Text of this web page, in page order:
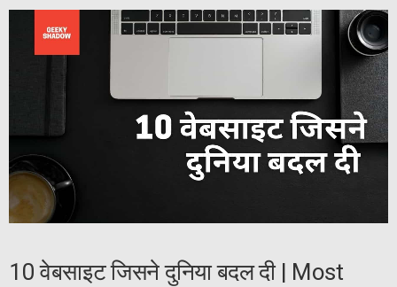
10 वेबसाइट जिसने दुनिया बदल दी | Most